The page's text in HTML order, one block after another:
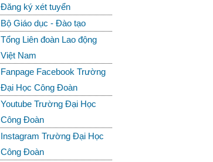
Đăng ký xét tuyển
Bộ Giáo dục - Đào tạo
Tổng Liên đoàn Lao động
Việt Nam
Fanpage Facebook Trường
Đại Học Công Đoàn
Youtube Trường Đại Học
Công Đoàn
Instagram Trường Đại Học
Công Đoàn